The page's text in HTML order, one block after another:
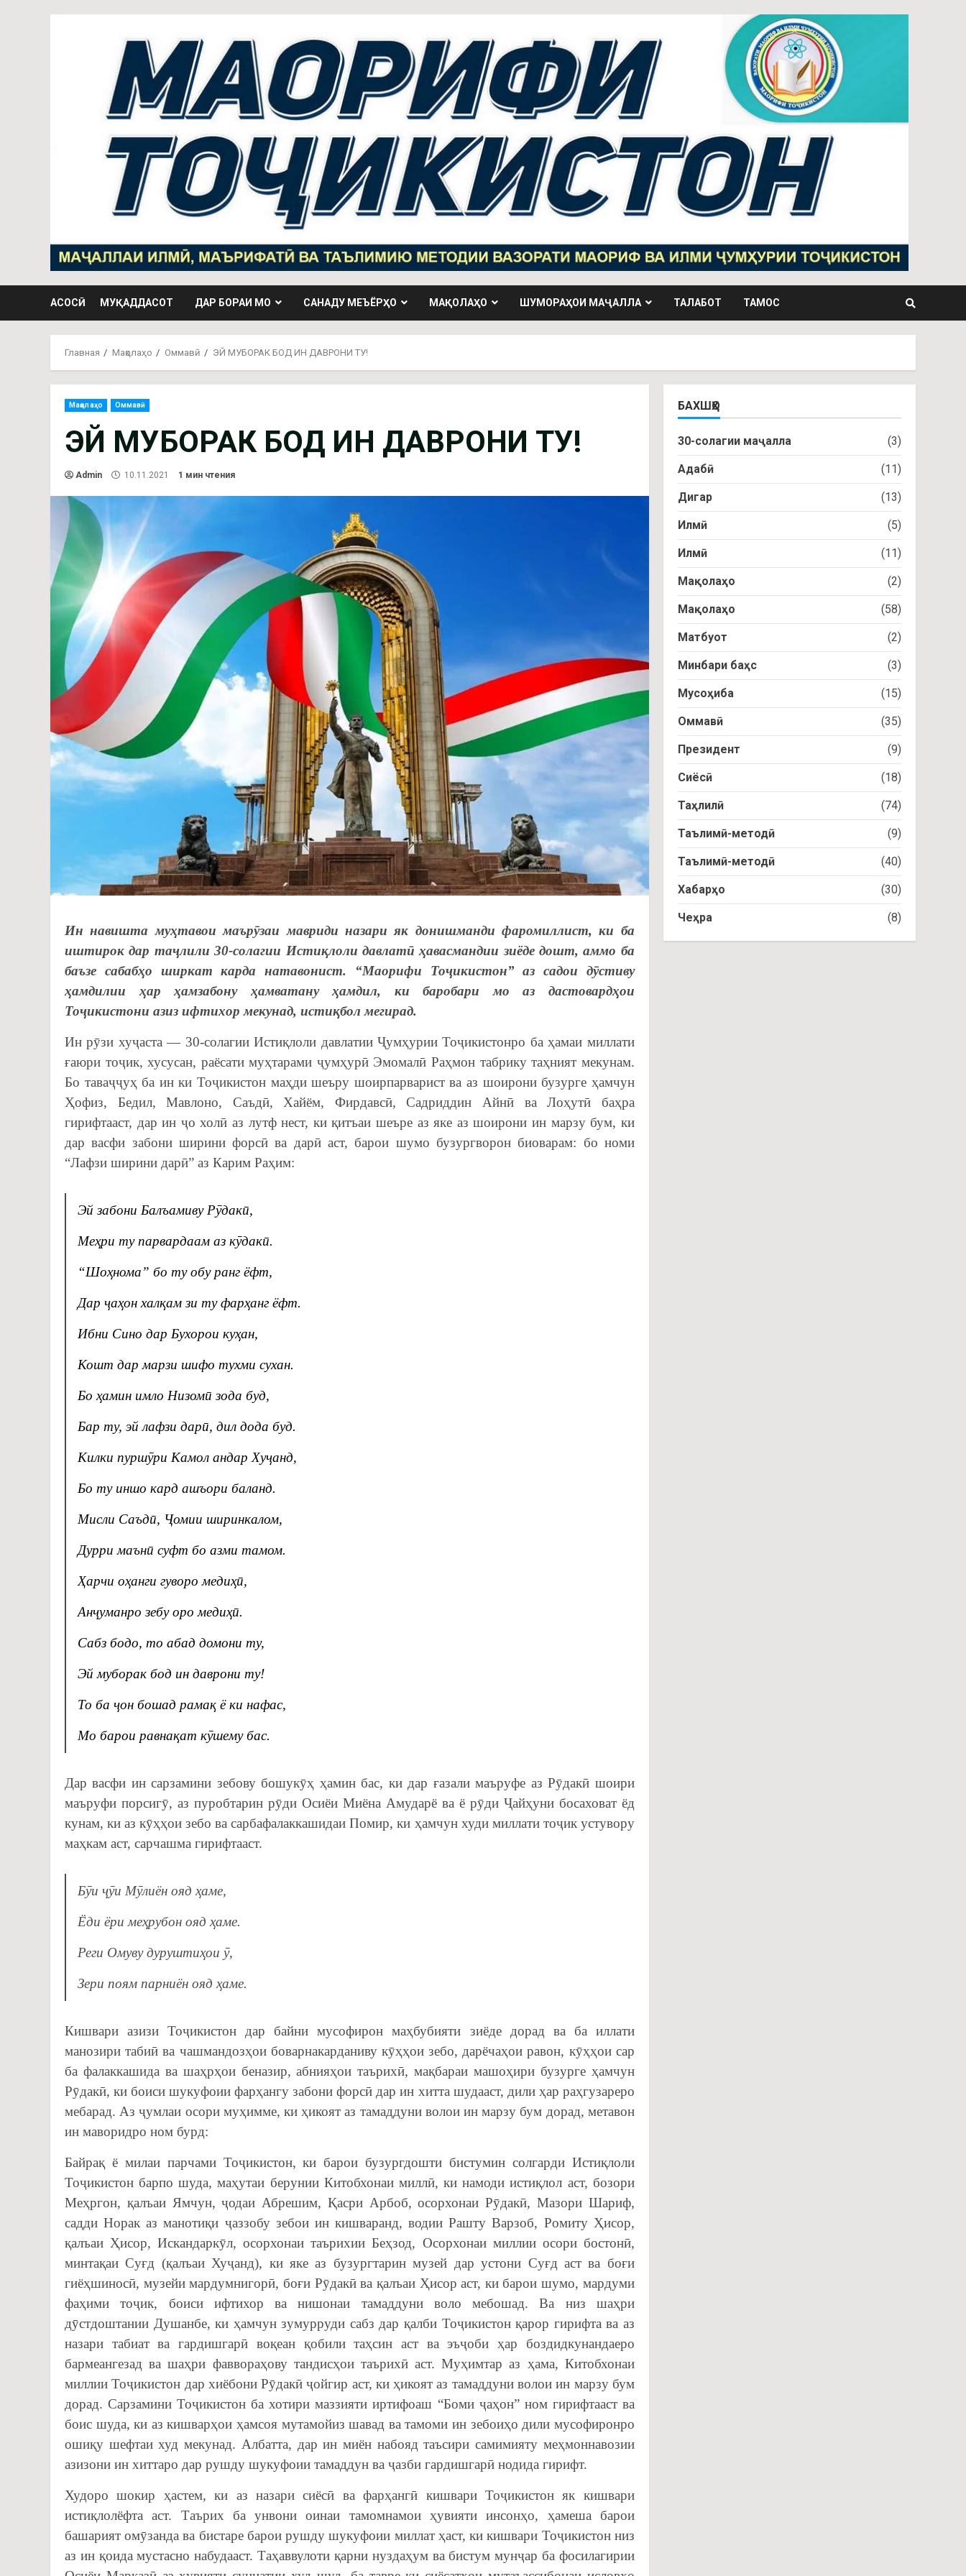
АСОСӢ МУҚАДДАСОТ ДАР БОРАИ МО САНАДУ МЕЪЁРҲО МАҚОЛАҲО ШУМОРАҲОИ МАҶАЛЛА ТАЛАБОТ ТАМОС
Главная Мақолаҳо Оммавӣ ЭЙ МУБОРАК БОД ИН ДАВРОНИ ТУ!
Мақолаҳо Оммавӣ
ЭЙ МУБОРАК БОД ИН ДАВРОНИ ТУ!
Admin 10.11.2021 1 мин чтения
Ин навишта муҳтавои маърӯзаи мавриди назари як донишманди фаромиллист, ки ба
иштирок дар таҷлили 30-солагии Истиқлоли давлатӣ ҳавасмандии зиёде дошт, аммо ба
баъзе сабабҳо ширкат карда натавонист. “Маорифи Тоҷикистон” аз садои дӯстиву
ҳамдилии ҳар ҳамзабону ҳамватану ҳамдил, ки баробари мо аз дастовардҳои
Тоҷикистони азиз ифтихор мекунад, истиқбол мегирад.
Ин рӯзи хуҷаста — 30-солагии Истиқлоли давлатии Ҷумҳурии Тоҷикистонро ба ҳамаи миллати
ғаюри тоҷик, хусусан, раёсати муҳтарами ҷумҳурӣ Эмомалӣ Раҳмон табрику таҳният мекунам.
Бо таваҷҷуҳ ба ин ки Тоҷикистон маҳди шеъру шоирпарварист ва аз шоирони бузурге ҳамчун
Ҳофиз, Бедил, Мавлоно, Саъдӣ, Хайём, Фирдавсӣ, Садриддин Айнӣ ва Лоҳутӣ баҳра
гирифтааст, дар ин ҷо холӣ аз лутф нест, ки қитъаи шеъре аз яке аз шоирони ин марзу бум, ки
дар васфи забони ширини форсӣ ва дарӣ аст, барои шумо бузургворон биоварам: бо номи
“Лафзи ширини дарӣ” аз Карим Раҳим:
Эйзабони Балъамиву Рӯдакӣ,
Меҳри ту парвардаам аз кӯдакӣ.
“Шоҳнома” бо ту обу ранг ёфт,
Дар ҷаҳон халқам зи ту фарҳанг ёфт.
Ибни Сино дар Бухорои куҳан,
Кошт дар марзи шифо тухми сухан.
Бо ҳамин имло Низомӣ зода буд,
Бар ту, эй лафзи дарӣ, дил дода буд.
Килки пуршӯри Камол андар Хуҷанд,
Бо ту иншо кард ашъори баланд.
Мисли Саъдӣ, Ҷомии ширинкалом,
Дурри маънӣ суфт бо азми тамом.
Ҳарчи оҳанги гуворо медиҳӣ,
Анҷуманро зебу оро медиҳӣ.
Сабз бодо, то абад домони ту,
Эй муборак бод ин даврони ту!
То ба ҷон бошад рамақ ё ки нафас,
Мо барои равнақат кӯшему бас.
Дар васфи ин сарзамини зебову бошукӯҳ ҳамин бас, ки дар ғазали маъруфе аз Рӯдакӣ шоири
маъруфи порсигӯ, аз пуробтарин рӯди Осиёи Миёна Амударё ва ё рӯди Ҷайҳуни босаховат ёд
кунам, ки аз кӯҳҳои зебо ва сарбафалаккашидаи Помир, ки ҳамчун худи миллати тоҷик устувору
маҳкам аст, сарчашма гирифтааст.
Бӯи ҷӯи Мӯлиён ояд ҳаме,
Ёди ёри меҳрубон ояд ҳаме.
Реги Омуву дуруштиҳои ӯ,
Зери поям парниён ояд ҳаме.
Кишвари азизи Тоҷикистон дар байни мусофирон маҳбубияти зиёде дорад ва ба иллати
манозири табиӣ ва чашмандозҳои боварнакарданиву кӯҳҳои зебо, дарёчаҳои равон, кӯҳҳои сар
ба фалаккашида ва шаҳрҳои беназир, абнияҳои таърихӣ, мақбараи машоҳири бузурге ҳамчун
Рӯдакӣ, ки боиси шукуфоии фарҳангу забони форсӣ дар ин хитта шудааст, дили ҳар раҳгузареро
мебарад. Аз ҷумлаи осори муҳимме, ки ҳикоят аз тамаддуни волои ин марзу бум дорад, метавон
ин маворидро ном бурд:
Байрақ ё милаи парчами Тоҷикистон, ки барои бузургдошти бистумин солгарди Истиқлоли
Тоҷикистон барпо шуда, маҳутаи берунии Китобхонаи миллӣ, ки намоди истиқлол аст, бозори
Меҳргон, қалъаи Ямчун, ҷодаи Абрешим, Қасри Арбоб, осорхонаи Рӯдакӣ, Мазори Шариф,
садди Норак аз манотиқи ҷаззобу зебои ин кишваранд, водии Рашту Варзоб, Ромиту Ҳисор,
қалъаи Ҳисор, Искандаркӯл, осорхонаи таърихии Беҳзод, Осорхонаи миллии осори бостонӣ,
минтақаи Суғд (қалъаи Хуҷанд), ки яке аз бузургтарин музей дар устони Суғд аст ва боғи
гиёҳшиносӣ, музейи мардумнигорӣ, боғи Рӯдакӣ ва қалъаи Ҳисор аст, ки барои шумо, мардуми
фаҳими тоҷик, боиси ифтихор ва нишонаи тамаддуни воло мебошад. Ва низ шаҳри
дӯстдоштании Душанбе, ки ҳамчун зумурруди сабз дар қалби Тоҷикистон қарор гирифта ва аз
назари табиат ва гардишгарӣ воқеан қобили таҳсин аст ва эъҷоби ҳар боздидкунандаеро
бармеангезад ва шаҳри фаввораҳову тандисҳои таърихӣ аст. Муҳимтар аз ҳама, Китобхонаи
миллии Тоҷикистон дар хиёбони Рӯдакӣ ҷойгир аст, ки ҳикоят аз тамаддуни волои ин марзу бум
дорад. Сарзамини Тоҷикистон ба хотири маззияти иртифоаш “Боми ҷаҳон” ном гирифтааст ва
боис шуда, ки аз кишварҳои ҳамсоя мутамойиз шавад ва тамоми ин зебоиҳо дили мусофиронро
ошиқу шефтаи худ мекунад. Албатта, дар ин миён набояд таъсири самимияту меҳмоннавозии
азизони ин хиттаро дар рушду шукуфоии тамаддун ва ҷазби гардишгарӣ нодида гирифт.
Худоро шокир ҳастем, ки аз назари сиёсӣ ва фарҳангӣ кишвари Тоҷикистон як кишвари
истиқлолёфта аст. Таърих ба унвони оинаи тамомнамои ҳувияти инсонҳо, ҳамеша барои
башарият омӯзанда ва бистаре барои рушду шукуфоии миллат ҳаст, ки кишвари Тоҷикистон низ
аз ин қоида мустасно набудааст. Таҳаввулоти қарни нуздаҳум ва бистум мунҷар ба фосилагирии
БАХШҲО
30-солагии маҷалла (3)
Адабӣ (11)
Дигар (13)
Илмӣ (5)
Илмӣ (11)
Мақолаҳо (2)
Мақолаҳо (58)
Матбуот (2)
Минбари баҳс (3)
Мусоҳиба (15)
Оммавӣ (35)
Президент (9)
Сиёсӣ (18)
Таҳлилӣ (74)
Таълимӣ-методӣ (9)
Таълимӣ-методӣ (40)
Хабарҳо (30)
Чеҳра (8)